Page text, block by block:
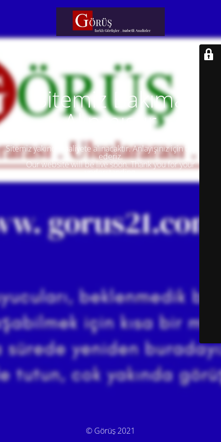
Sitemiz Bakıma
Alınmıştır
Sitemiz yakında faaliyete alınacaktır. Anlayışınız için teşekkür
ederiz.
Our website will be live soon. Thank you for your
understanding.
© Görüş 2021